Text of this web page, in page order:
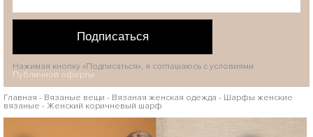
Подписаться
Нажимая кнопку «Подписаться», я соглашаюсь с условиями
Публичной оферты
Главная - Вязаные вещи - Вязаная женская одежда - Шарфы женские
вязаные - Женский коричневый шарф